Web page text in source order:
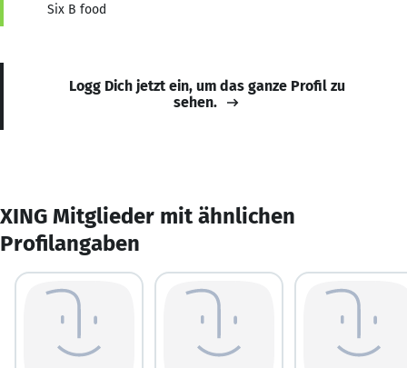
Six B food
Logg Dich jetzt ein, um das ganze Profil zu
sehen.
XING Mitglieder mit ähnlichen
Profilangaben